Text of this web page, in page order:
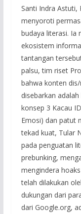
Santi Indra Astuti,
menyoroti
budaya literasi. Ia
ekosistem
tantangan
palsu, tim riset
bahwa konten
disebarkan
konsep 3 Kacau
Emosi) dan patut
tekad kuat, Tular
pada penguatan
prebunking,
mengindera
telah dilakukan
dukungan dari
dari Google.org,